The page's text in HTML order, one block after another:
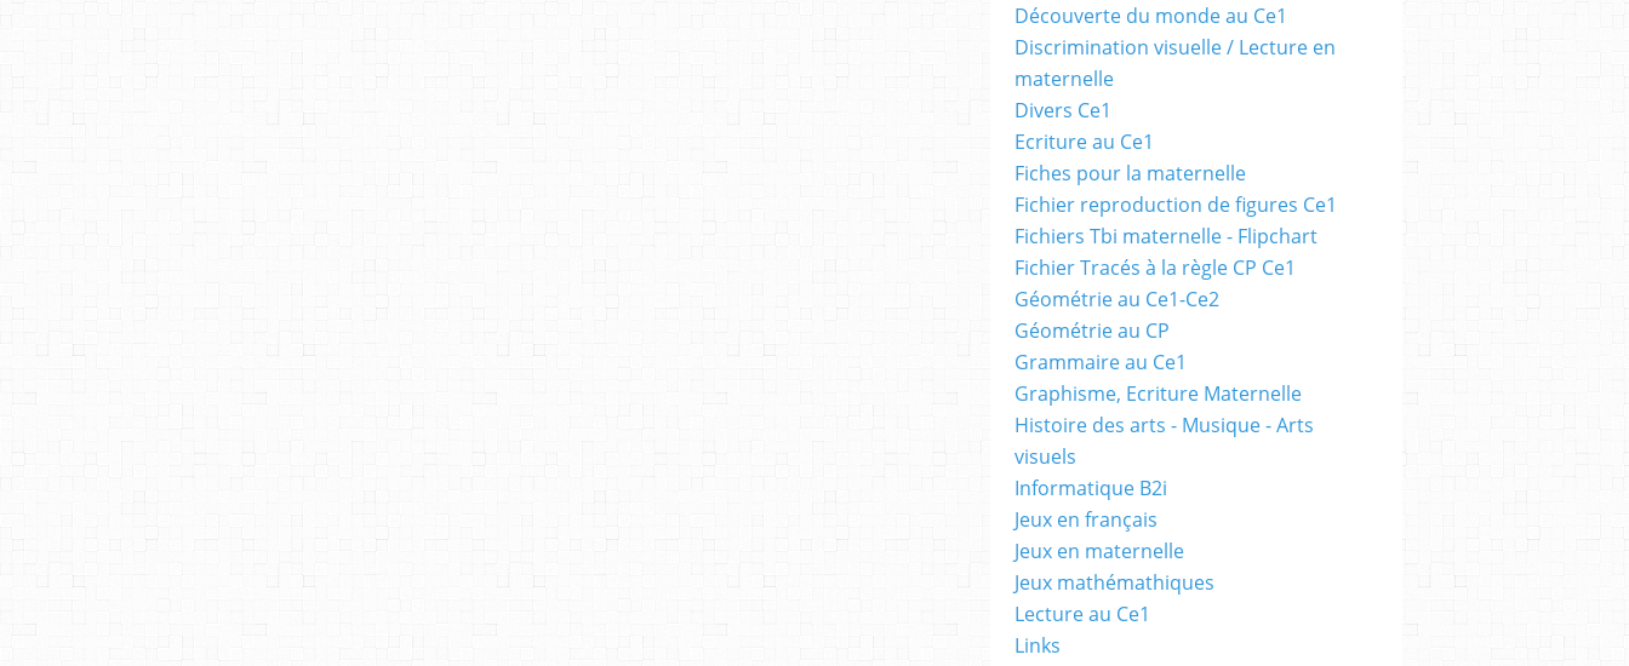
Découverte du monde au Ce1
Discrimination visuelle / Lecture en
maternelle
Divers Ce1
Ecriture au Ce1
Fiches pour la maternelle
Fichier reproduction de figures Ce1
Fichiers Tbi maternelle - Flipchart
Fichier Tracés à la règle CP Ce1
Géométrie au Ce1-Ce2
Géométrie au CP
Grammaire au Ce1
Graphisme, Ecriture Maternelle
Histoire des arts - Musique - Arts
visuels
Informatique B2i
Jeux en français
Jeux en maternelle
Jeux mathémathiques
Lecture au Ce1
Links